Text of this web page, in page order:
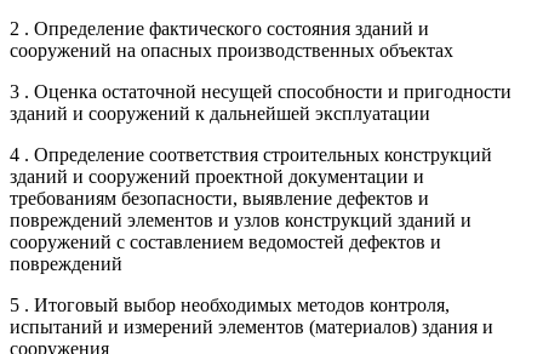
2 . Определение фактического состояния зданий и
сооружений на опасных производственных объектах
3 . Оценка остаточной несущей способности и пригодности
зданий и сооружений к дальнейшей эксплуатации
4 . Определение соответствия строительных конструкций
зданий и сооружений проектной документации и
требованиям безопасности, выявление дефектов и
повреждений элементов и узлов конструкций зданий и
сооружений с составлением ведомостей дефектов и
повреждений
5 . Итоговый выбор необходимых методов контроля,
испытаний и измерений элементов (материалов) здания и
сооружения